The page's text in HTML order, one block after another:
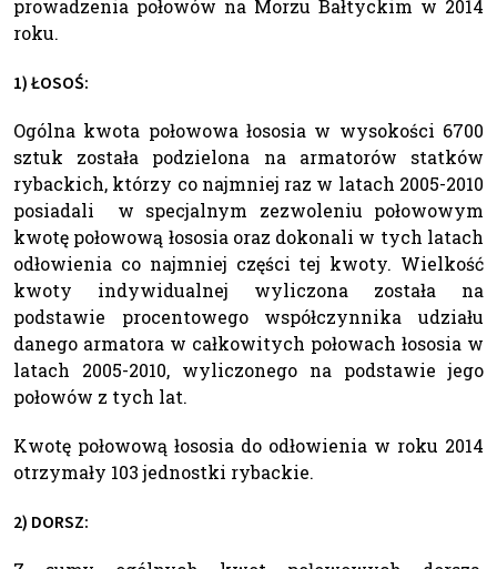
prowadzenia połowów na Morzu Bałtyckim w 2014
roku.
1) ŁOSOŚ:
Ogólna kwota połowowa łososia w wysokości 6700
sztuk została podzielona na armatorów statków
rybackich, którzy co najmniej raz w latach 2005-2010
posiadali w specjalnym zezwoleniu połowowym
kwotę połowową łososia oraz dokonali w tych latach
odłowienia co najmniej części tej kwoty. Wielkość
kwoty indywidualnej wyliczona została na
podstawie procentowego współczynnika udziału
danego armatora w całkowitych połowach łososia w
latach 2005-2010, wyliczonego na podstawie jego
połowów z tych lat.
Kwotę połowową łososia do odłowienia w roku 2014
otrzymały 103 jednostki rybackie.
2) DORSZ: